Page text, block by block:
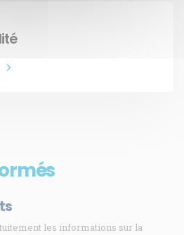
les informations sur la